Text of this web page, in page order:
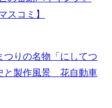
スコミ】
つりの名物「にしてつ
と製作風景 花自動車